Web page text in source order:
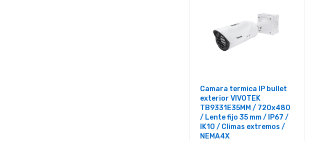
Camara termica IP bullet
exterior VIVOTEK
TB9331E35MM / 720x480
/ Lente fijo 35 mm / IP67 /
IK10 / Climas extremos /
NEMA4X